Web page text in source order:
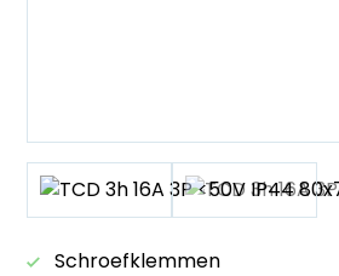
Schroefklemmen